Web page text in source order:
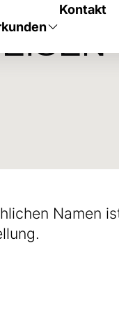
Kontakt
Namen